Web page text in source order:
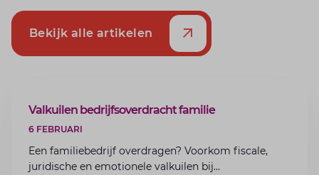
Bekijk alle artikelen
ARTIKEL
Valkuilen bedrijfsoverdracht familie
6 FEBRUARI
Een familiebedrijf overdragen? Voorkom fiscale,
juridische en emotionele valkuilen bij